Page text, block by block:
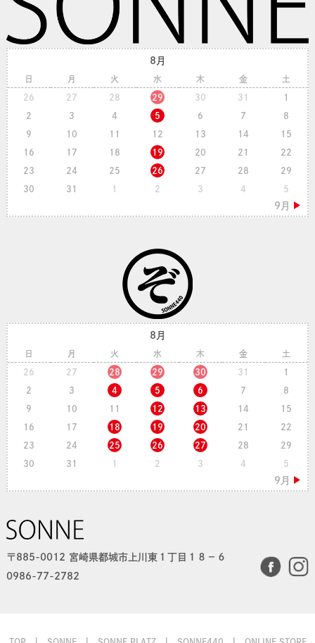
8月
日 月 火 水 木 金 土
26 27 28 29 30 31 1
2 3 4 5 6 7 8
9 10 11 12 13 14 15
16 17 18 19 20 21 22
23 24 25 26 27 28 29
30 31 1 2 3 4 5
8月
日 月 火 水 木 金 土
26 27 28 29 30 31 1
2 3 4 5 6 7 8
9 10 11 12 13 14 15
16 17 18 19 20 21 22
23 24 25 26 27 28 29
30 31 1 2 3 4 5
〒885-0012 宮崎県都城市上川東１丁目１８−６
0986-77-2782
TOP SONNE SONNE PLATZ SONNE440 ONLINE STORE